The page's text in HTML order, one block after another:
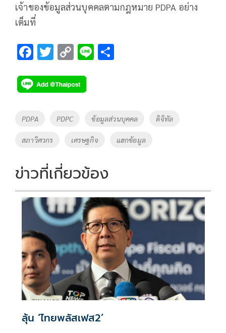
เจ้าของข้อมูลส่วนบุคคลตามกฎหมาย PDPA อย่าง
เต็มที่
F
e
b
o
o
k
T
tt
er
C
p
y
k
Li
Tags
PDPA PDPC ข้อมูลส่วนบุคคล ดิจิทัล
สภาวิศวกร เศรษฐกิจ แฮกข้อมูล
ข่าวที่เกี่ยวข้อง
ลุ้น ‘ไทยพลัสเฟส2’